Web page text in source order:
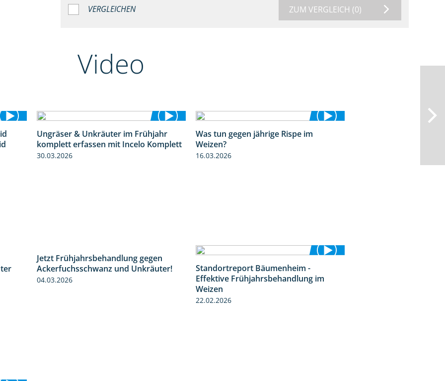
VERGLEICHEN ZUM VERGLEICH (0)
Video
1:32 3:10
Ungräser & Unkräuter im Frühjahr
komplett erfassen mit Incelo Komplett
30.03.2026
Was tun gegen jährige Rispe im
Weizen?
16.03.2026
1:31 1:09
Jetzt Frühjahrsbehandlung gegen
Ackerfuchsschwanz und Unkräuter!
04.03.2026
Standortreport Bäumenheim -
Effektive Frühjahrsbehandlung im
Weizen
22.02.2026